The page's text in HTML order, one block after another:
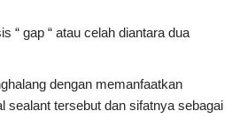
“ gap “ atau celah diantara dua
dengan memanfaatkan
sealant tersebut dan sifatnya sebagai